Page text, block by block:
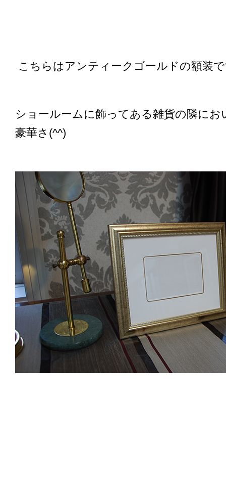
こちらはアンティークゴールドの額装
ショールームに飾ってある雑貨の隣に
豪華さ(^^)